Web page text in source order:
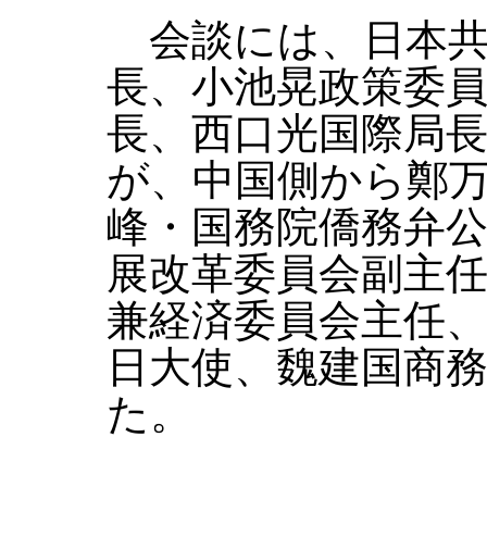
会談には、日本
長、小池晃政策委
長、西口光国際局
が、中国側から鄭
峰・国務院僑務弁
展改革委員会副主
兼経済委員会主任
日大使、魏建国商
た。